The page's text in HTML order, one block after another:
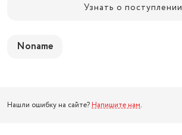
Узнать о поступлении
Noname
Нашли ошибку на сайте? Напишите нам.